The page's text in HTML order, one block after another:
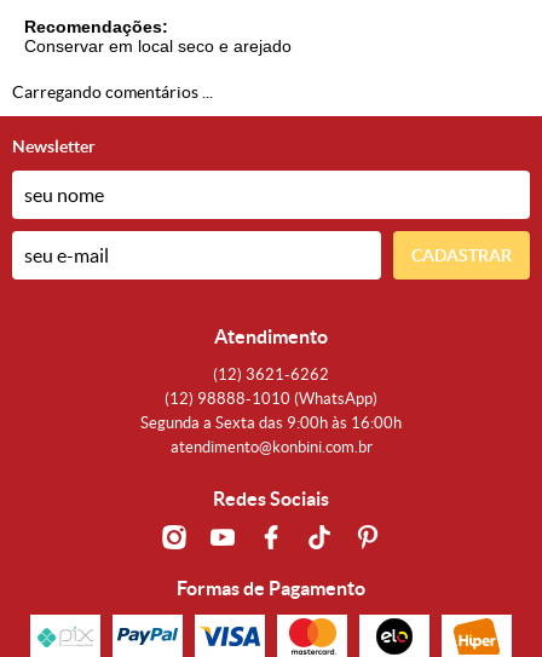
Recomendações:
Conservar em local seco e arejado
Carregando comentários ...
Newsletter
CADASTRAR
Atendimento
(12) 3621-6262
(12) 98888-1010 (WhatsApp)
Segunda a Sexta das 9:00h às 16:00h
atendimento@konbini.com.br
Redes Sociais
Formas de Pagamento